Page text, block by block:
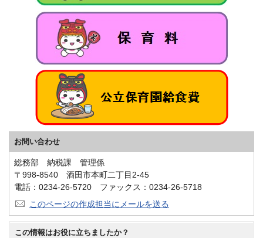
お問い合わせ
総務部 納税課 管理係
〒998-8540 酒田市本町二丁目2-45
電話：0234-26-5720 ファックス：0234-26-5718
このページの作成担当にメールを送る
この情報はお役に立ちましたか？